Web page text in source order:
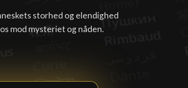
storhed og elendighed
mod mysteriet og nåden.